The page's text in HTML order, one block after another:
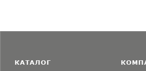
КАТАЛОГ